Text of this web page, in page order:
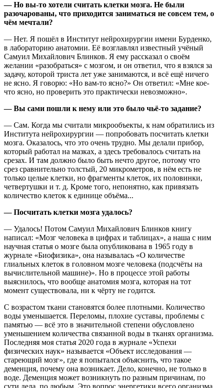
— Но вы-то хотели считать клетки мозга. Не были
разочарованы, что приходится заниматься не совсем тем, о
чём мечтали?
— Нет. Я пошёл в Институт нейрохирургии имени Бурденко,
в лабораторию анатомии. Её возглавлял известный учёный
Самуил Михайлович Блинков. Я ему рассказал о своём
желании «разобраться» с мозгом, и он ответил, что я взялся за
задачу, которой триста лет уже занимаются, и всё ещё ничего
не ясно. Я говорю: «Но вам-то ясно?» Он ответил: «Мне кое-
что ясно, но проверить это практически невозможно».
— Вы сами пошли к нему или это было чьё-то задание?
— Сам. Когда мы считали микрообъекты, к нам обратились из
Института нейрохирургии — попробовать посчитать клетки
мозга. Оказалось, что это очень трудно. Мы делали прибор,
который работал на мазках, а здесь требовалось считать на
срезах. И там должно было быть нечто другое, потому что
срез сравнительно толстый, 20 микрометров, в нём есть не
только целые клетки, но фрагменты клеток, их половинки,
четвертушки и т. д. Кроме того, непонятно, как привязать
количество клеток к единице объёма...
— Посчитать клетки мозга удалось?
— Удалось! Потом Самуил Михайлович Блинков книгу
написал: «Мозг человека в цифрах и таблицах», а наша с ним
научная статья о мозге была опубликована в 1965 году в
журнале «Биофизика», она называлась «О количестве
глиальных клеток в головном мозге человека (подсчёты на
вычислительной машине)». Но в процессе этой работы
выяснилось, что вообще анатомия мозга, которая на тот
момент существовала, ни к чёрту не годится.
С возрастом ткани становятся более плотными. Количество
воды уменьшается. Переломы, плохие суставы, проблемы с
памятью — всё это в значительной степени обусловлено
уменьшением количества связанной воды в тканях организма.
Последняя моя статья 2020 года в журнале «Успехи
физических наук» называется «Объект исследования —
стареющий мозг», где я попытался объяснить, что такое
деменция, почему она возникает. Дело, конечно, не только в
воде. Деменция может возникнуть по разным причинам, по